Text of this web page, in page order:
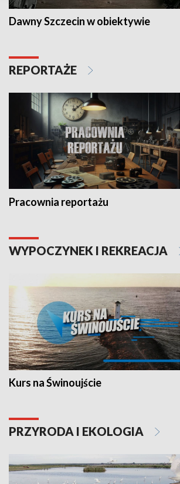
Dawny Szczecin w obiektywie
REPORTAŻE
Pracownia reportażu
WYPOCZYNEK I REKREACJA
Kurs na Świnoujście
PRZYRODA I EKOLOGIA